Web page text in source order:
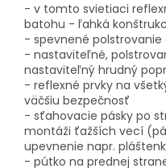
- v tomto svietiaci
batohu - ľahká
- spevnené
- nastaviteľné,
nastaviteľný hrudný
- reflexné prvky na
väčšiu bezpečnosť
- sťahovacie pásky po
montáži ťažších vecí
upevnenie napr.
- pútko na prednej